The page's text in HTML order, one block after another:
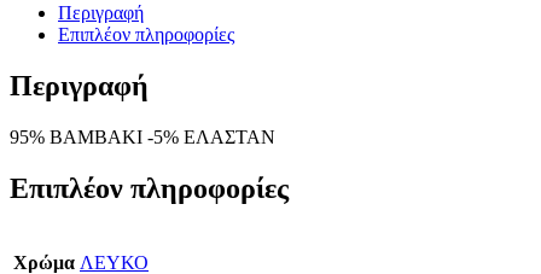
Περιγραφή
Επιπλέον πληροφορίες
Περιγραφή
95% ΒΑΜΒΑΚΙ -5% ΕΛΑΣΤΑΝ
Επιπλέον πληροφορίες
Χρώμα ΛΕΥΚΟ